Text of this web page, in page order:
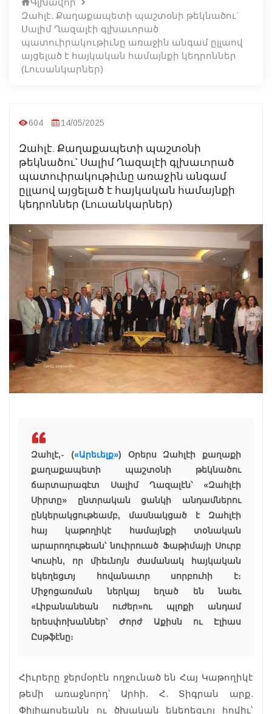
Զահլէ. Քաղաքապետի պաշտօնի թեկնածու`
Սալիմ Ղազալէի գլխաւորած
պատուիրակութիւնը առաջին անգամ ըլլաով
այցելած է հայկական համայնքի կեդրոններ
(Լուսանկարներ)
604 14/05/2025
Զահլէ. Քաղաքապետի պաշտօնի
թեկնածու` Սալիմ Ղազալէի գլխաւորած
պատուիրակութիւնը առաջին անգամ
ըլլաով այցելած է հայկական համայնքի
կեդրոններ (Լուսանկարներ)
Զահլէ,- («Արեւելք») Օրերս Զահլէի քաղաքի
քաղաքապետի պաշտօնի թեկնածու
ճարտարագէտ Սալիմ Ղազալէն՝ «Զահլէի
Սիրտը» ընտրական ցանկի անդամներու
ընկերակցութեամբ, մասնակցած է Զահլէի
հայ կաթողիկէ համայնքի տօնական
արարողութեան՝ նուիրուած Ֆաթիմայի Սուրբ
Կուսին, որ միեւնոյն ժամանակ հայկական
եկեղեցւոյ հովանաւոր սորբուհի է։
Միջոցառման ներկայ եղած են նաեւ
«Լիբանանեան ուժեր»ու պլոքի անդամ
երեսփոխաններ՝ Ժորժ Աքիսն ու Էլիաս
Ըսթֆէնը։
Հիւրերը ջերմօրէն ողջունած են Հայ Կաթողիկէ
թեմի առաջնորդ՝ Արհի. Հ. Տիգրան արք.
Փիլիպոսեանն ու ծխական եկեղեցւոյ հովիւ՝